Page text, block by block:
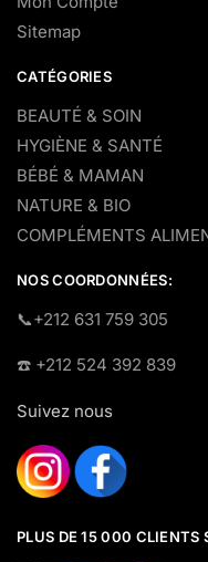
Sitemap
CATÉGORIES
BEAUTÉ & SOIN
HYGIÈNE & SANTÉ
BÉBÉ & MAMAN
NATURE & BIO
COMPLÉMENTS
NOS COORDONNÉES:
​📞+212 631 759 305
☎️​ +212 524 392 839
Suivez nous
PLUS DE 15 000 CLIENTS